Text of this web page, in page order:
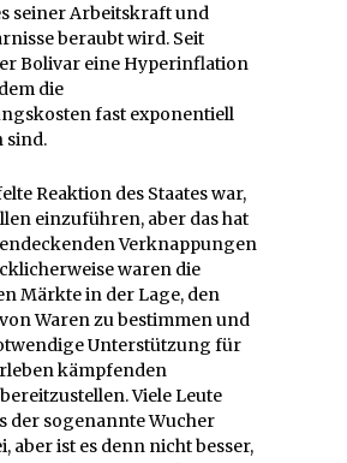
seiner Arbeitskraft und
beraubt wird. Seit
Bolivar eine Hyperinflation
die
fast exponentiell
sind.
Reaktion des Staates war,
einzuführen, aber das hat
Verknappungen
waren die
Märkte in der Lage, den
Waren zu bestimmen und
Unterstützung für
kämpfenden
Viele Leute
der sogenannte Wucher
aber ist es denn nicht besser,